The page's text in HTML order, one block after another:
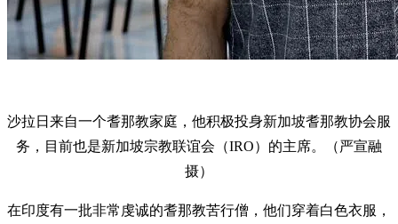
沙拉日来自一个耆那教家庭，他积极投身新加坡耆那教协会服
务，目前也是新加坡宗教联谊会（IRO）的主席。（严宣融
摄）
在印度有一批非常虔诚的耆那教苦行僧，他们穿着白色衣服，